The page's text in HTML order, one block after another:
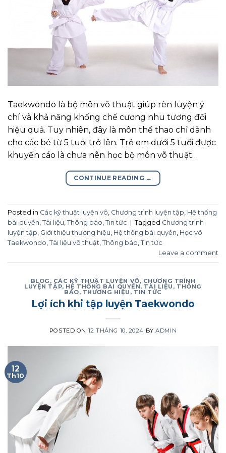
Taekwondo là bộ môn võ thuật giúp rèn luyện ý
chí và khả năng khống chế cương nhu tương đối
hiệu quả. Tuy nhiên, đây là môn thể thao chỉ dành
cho các bé từ 5 tuổi trở lên. Trẻ em dưới 5 tuổi được
khuyến cáo là chưa nên học bộ môn võ thuật…
CONTINUE READING →
Posted in Các kỹ thuật luyện võ Chương trình luyện tập Hệ thống
bài quyền Tài liệu Thông báo Tin tức Tagged Chương trình
luyện tập Giới thiệu thương hiệu Hệ thống bài quyền Học võ
Taekwondo Tài liệu võ thuật Thông báo Tin tức
Leave a comment
BLOG , CÁC KỸ THUẬT LUYỆN VÕ, CHƯƠNG TRÌNH
LUYỆN TẬP, HỆ THỐNG BÀI QUYỀN, TÀI LIỆU , THÔNG
BÁO, THƯƠNG HIỆU , TIN TỨC
Lợi ích khi tập luyện Taekwondo
POSTED ON 12 THÁNG 10, 2024 BYADMIN
12
Th10